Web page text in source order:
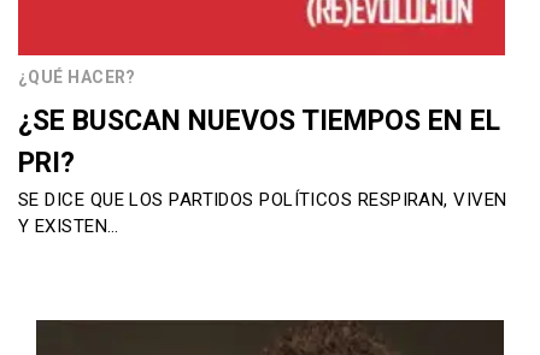
¿QUÉ HACER?
¿SE BUSCAN NUEVOS TIEMPOS EN EL
PRI?
SE DICE QUE LOS PARTIDOS POLÍTICOS RESPIRAN, VIVEN
Y EXISTEN…